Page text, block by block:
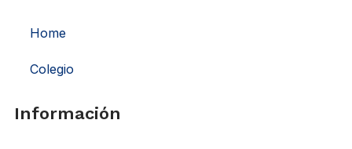
Home
Colegio
Información